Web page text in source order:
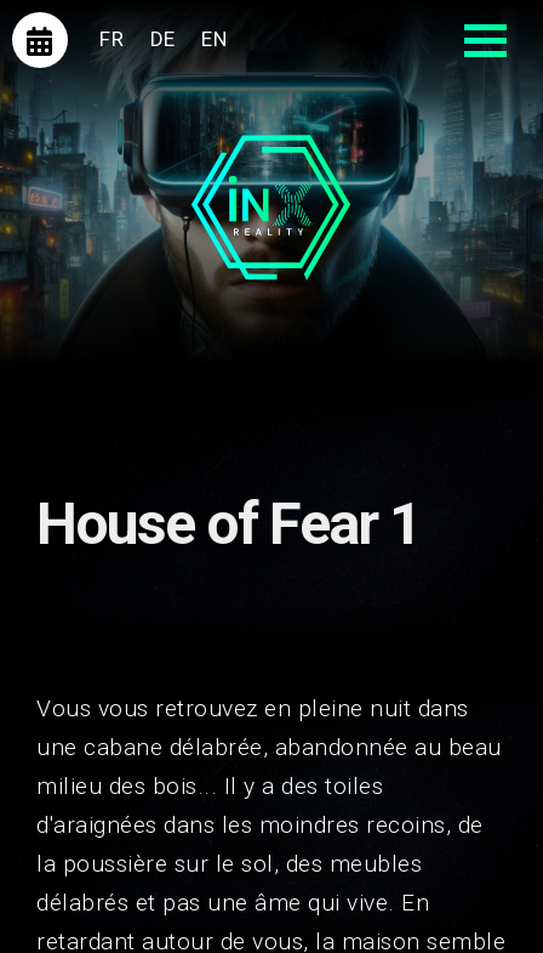
FR DE EN
House of Fear 1
Vous vous retrouvez en pleine nuit dans
une cabane délabrée, abandonnée au beau
milieu des bois... Il y a des toiles
d'araignées dans les moindres recoins, de
la poussière sur le sol, des meubles
délabrés et pas une âme qui vive. En
retardant autour de vous, la maison semble